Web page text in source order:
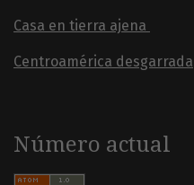
Casa en tierra ajena
Centroamérica desgarrada
Número actual